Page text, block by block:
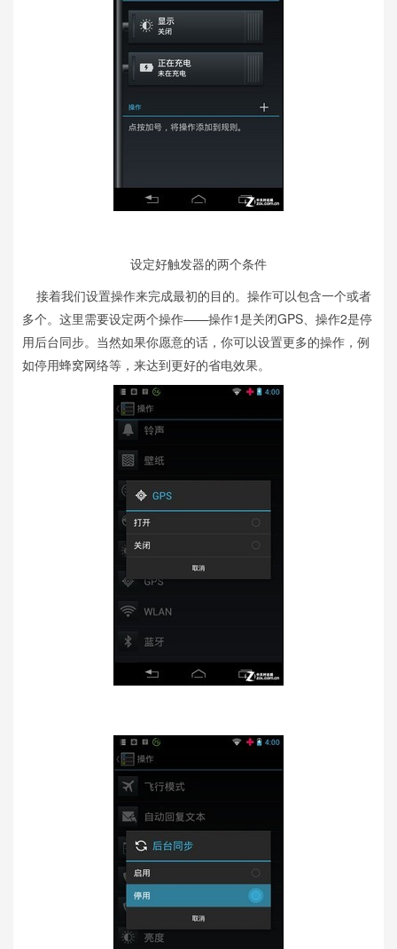
设定好触发器的两个条件
接着我们设置操作来完成最初的目的。操作可以包含一个或者
多个。这里需要设定两个操作——操作1是关闭GPS、操作2是停
用后台同步。当然如果你愿意的话，你可以设置更多的操作，例
如停用蜂窝网络等，来达到更好的省电效果。